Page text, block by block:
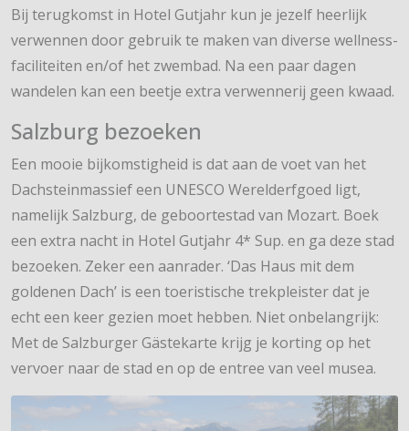
Bij terugkomst in Hotel Gutjahr kun je jezelf heerlijk
verwennen door gebruik te maken van diverse wellness-
faciliteiten en/of het zwembad. Na een paar dagen
wandelen kan een beetje extra verwennerij geen kwaad.
Salzburg bezoeken
Een mooie bijkomstigheid is dat aan de voet van het
Dachsteinmassief een UNESCO Werelderfgoed ligt,
namelijk Salzburg, de geboortestad van Mozart. Boek
een extra nacht in Hotel Gutjahr 4* Sup. en ga deze stad
bezoeken. Zeker een aanrader. ‘Das Haus mit dem
goldenen Dach’ is een toeristische trekpleister dat je
echt een keer gezien moet hebben. Niet onbelangrijk:
Met de Salzburger Gästekarte krijg je korting op het
vervoer naar de stad en op de entree van veel musea.